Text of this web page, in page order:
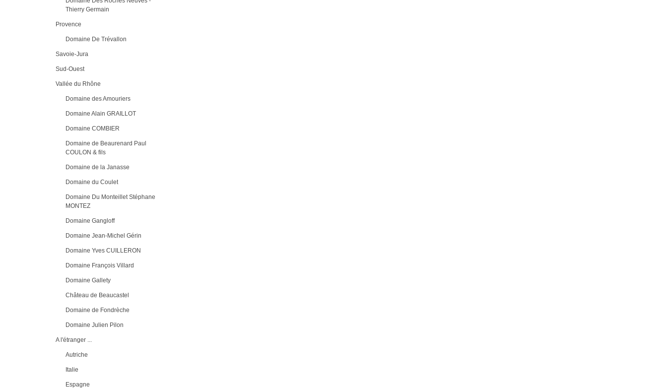
Thierry Germain
Provence
Domaine De Trévallon
Savoie-Jura
Sud-Ouest
Vallée du Rhône
Domaine des Amouriers
Domaine Alain GRAILLOT
Domaine COMBIER
Domaine de Beaurenard Paul
COULON & fils
Domaine de la Janasse
Domaine du Coulet
Domaine Du Monteillet Stéphane
MONTEZ
Domaine Gangloff
Domaine Jean-Michel Gérin
Domaine Yves CUILLERON
Domaine François Villard
Domaine Gallety
Château de Beaucastel
Domaine de Fondrèche
Domaine Julien Pilon
A l'étranger ...
Autriche
Italie
Espagne